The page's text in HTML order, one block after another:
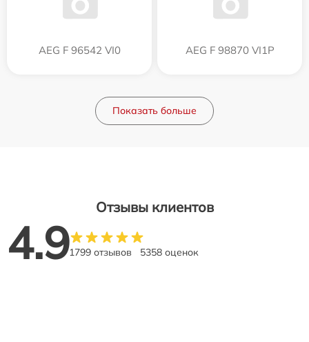
AEG F 96542 VI0 AEG F 98870 VI1P
Показать больше
Отзывы клиентов
4.91799 отзывов 5358 оценок